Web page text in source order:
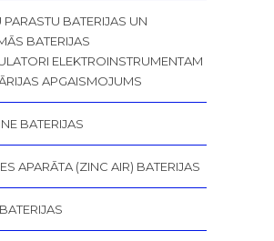
BATERIJAS UN
BATERIJAS
ELEKTROINSTRUMENTAM
APGAISMOJUMS
BATERIJAS
APARĀTA (ZINC AIR) BATERIJAS